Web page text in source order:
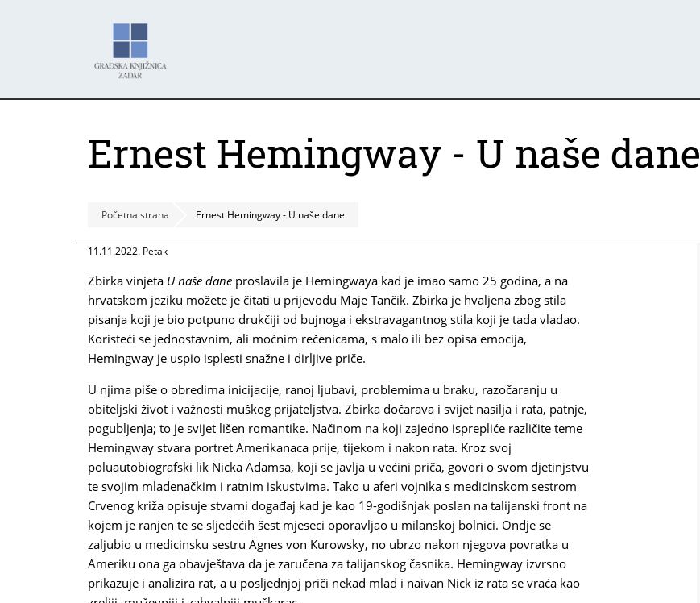
Ernest Hemingway - U naše dane
Početna strana Ernest Hemingway - U naše dane
11.11.2022. Petak
Zbirka vinjeta U naše dane proslavila je Hemingwaya kad je imao samo 25 godina, a na
hrvatskom jeziku možete je čitati u prijevodu Maje Tančik. Zbirka je hvaljena zbog stila
pisanja koji je bio potpuno drukčiji od bujnoga i ekstravagantnog stila koji je tada vladao.
Koristeći se jednostavnim, ali moćnim rečenicama, s malo ili bez opisa emocija,
Hemingway je uspio isplesti snažne i dirljive priče.
U njima piše o obredima inicijacije, ranoj ljubavi, problemima u braku, razočaranju u
obiteljski život i važnosti muškog prijateljstva. Zbirka dočarava i svijet nasilja i rata, patnje,
pogubljenja; to je svijet lišen romantike. Načinom na koji zajedno isprepliće različite teme
Hemingway stvara portret Amerikanaca prije, tijekom i nakon rata. Kroz svoj
poluautobiografski lik Nicka Adamsa, koji se javlja u većini priča, govori o svom djetinjstvu
te svojim mladenačkim i ratnim iskustvima. Tako u aferi vojnika s medicinskom sestrom
Crvenog križa opisuje stvarni događaj kad je kao 19-godišnjak poslan na talijanski front na
kojem je ranjen te se sljedećih šest mjeseci oporavljao u milanskoj bolnici. Ondje se
zaljubio u medicinsku sestru Agnes von Kurowsky, no ubrzo nakon njegova povratka u
Ameriku ona ga obavještava da je zaručena za talijanskog časnika. Hemingway izvrsno
prikazuje i analizira rat, a u posljednjoj priči nekad mlad i naivan Nick iz rata se vraća kao